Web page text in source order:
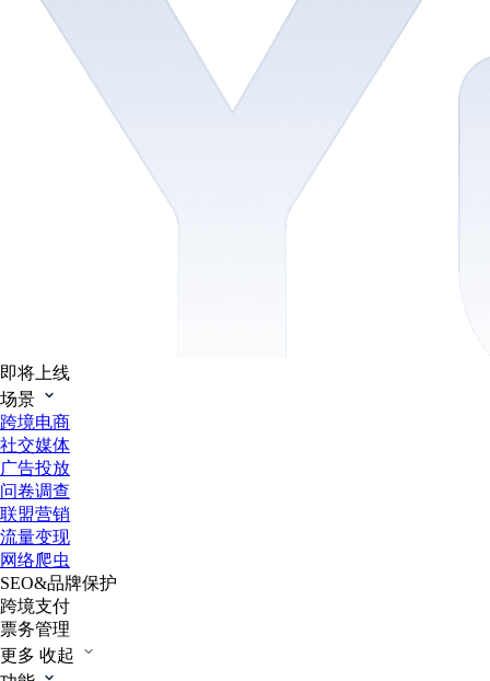
即将上线
场景
跨境电商
社交媒体
广告投放
问卷调查
联盟营销
流量变现
网络爬虫
SEO&品牌保护
跨境支付
票务管理
更多 收起